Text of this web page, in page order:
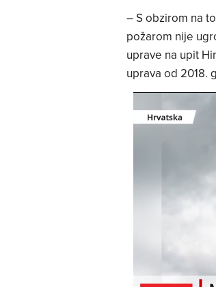
– S obzirom na
požarom nije
uprave na upit
uprava od 2018.